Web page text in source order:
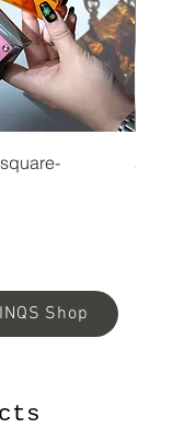
Shop